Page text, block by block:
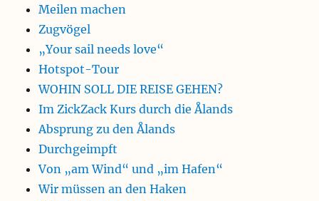
Meilen machen
Zugvögel
„Your sail needs love“
Hotspot-Tour
WOHIN SOLL DIE REISE GEHEN?
Im ZickZack Kurs durch die Ålands
Absprung zu den Ålands
Durchgeimpft
Von „am Wind“ und „im Hafen“
Wir müssen an den Haken